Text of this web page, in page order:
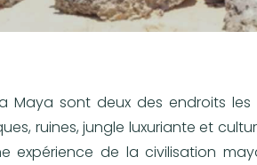
Maya sont deux des endroits
ruines, jungle luxuriante et
expérience de la civilisation